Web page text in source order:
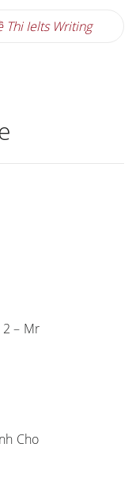
Thi Ielts Writing
2 – Mr
Cho